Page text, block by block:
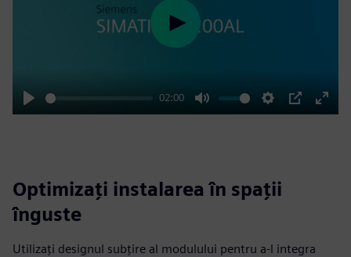
Play
02:00
Mute Settings
PIP
Enter
Play
Optimizați instalarea în spații
înguste
Utilizați designul subțire al modulului pentru a-l integra